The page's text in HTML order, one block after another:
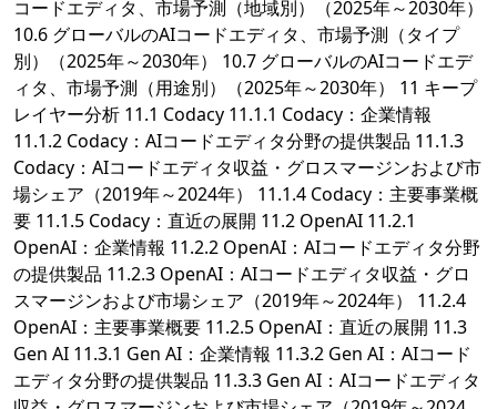
コードエディタ、市場予測（地域別）（2025年～2030年）
10.6 グローバルのAIコードエディタ、市場予測（タイプ
別）（2025年～2030年） 10.7 グローバルのAIコードエデ
ィタ、市場予測（用途別）（2025年～2030年） 11 キープ
レイヤー分析 11.1 Codacy 11.1.1 Codacy：企業情報
11.1.2 Codacy：AIコードエディタ分野の提供製品 11.1.3
Codacy：AIコードエディタ収益・グロスマージンおよび市
場シェア（2019年～2024年） 11.1.4 Codacy：主要事業概
要 11.1.5 Codacy：直近の展開 11.2 OpenAI 11.2.1
OpenAI：企業情報 11.2.2 OpenAI：AIコードエディタ分野
の提供製品 11.2.3 OpenAI：AIコードエディタ収益・グロ
スマージンおよび市場シェア（2019年～2024年） 11.2.4
OpenAI：主要事業概要 11.2.5 OpenAI：直近の展開 11.3
Gen AI 11.3.1 Gen AI：企業情報 11.3.2 Gen AI：AIコード
エディタ分野の提供製品 11.3.3 Gen AI：AIコードエディタ